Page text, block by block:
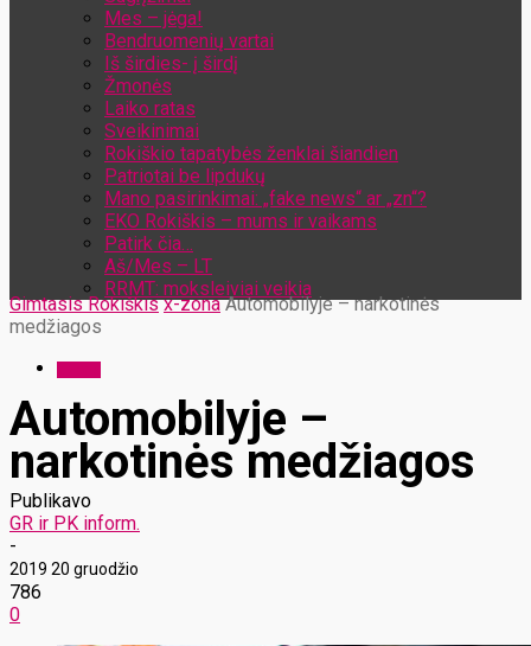
Mes – jėga!
Bendruomenių vartai
Iš širdies- į širdį
Žmonės
Laiko ratas
Sveikinimai
Rokiškio tapatybės ženklai šiandien
Patriotai be lipdukų
Mano pasirinkimai: „fake news“ ar „zn“?
EKO Rokiškis – mums ir vaikams
Patirk čia…
Aš/Mes – LT
RRMT: moksleiviai veikia
Gimtasis Rokiškis x-zona Automobilyje – narkotinės
medžiagos
Automobilyje –
narkotinės medžiagos
Publikavo
GR ir PK inform.
-
2019 20 gruodžio
786
0